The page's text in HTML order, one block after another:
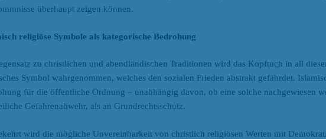
überhaupt zeigen können.
religiöse Symbole als kategorische Bedrohung
zu christlichen und abendländischen Traditionen wird das Kopftuch in all
Symbol wahrgenommen, welches den sozialen Frieden abstrakt gefährdet.
für die öffentliche Ordnung – unabhängig davon, ob eine solche nachgewiesen
Gefahrenabwehr, als an Grundrechtsschutz.
wird die mögliche Unvereinbarkeit von christlich religiösen Werten mit